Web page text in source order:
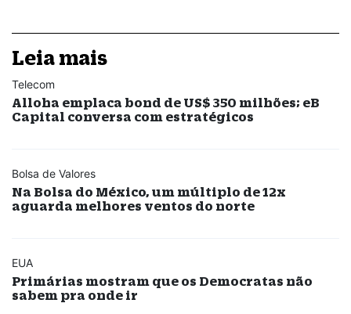
Leia mais
Telecom
Alloha emplaca bond de US$ 350 milhões; eB
Capital conversa com estratégicos
Bolsa de Valores
Na Bolsa do México, um múltiplo de 12x
aguarda melhores ventos do norte
EUA
Primárias mostram que os Democratas não
sabem pra onde ir